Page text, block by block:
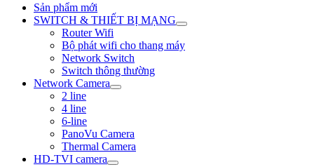
Sản phẩm mới
SWITCH & THIẾT BỊ MẠNG
Router Wifi
Bộ phát wifi cho thang máy
Network Switch
Switch thông thường
Network Camera
2 line
4 line
6-line
PanoVu Camera
Thermal Camera
HD-TVI camera